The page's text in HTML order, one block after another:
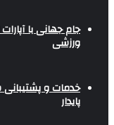
جام جهانی با
ورزشی
خدمات و
پایدار